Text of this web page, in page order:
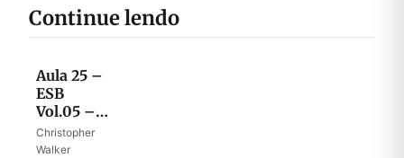
Continue lendo
Aula 25 –
ESB
Vol.05 –
Despedida
de Josué
Christopher
Walker